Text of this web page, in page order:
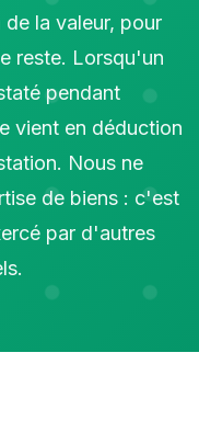
la valeur, pour
reste. Lorsqu'un
pendant
vient en déduction
Nous ne
de biens : c'est
par d'autres